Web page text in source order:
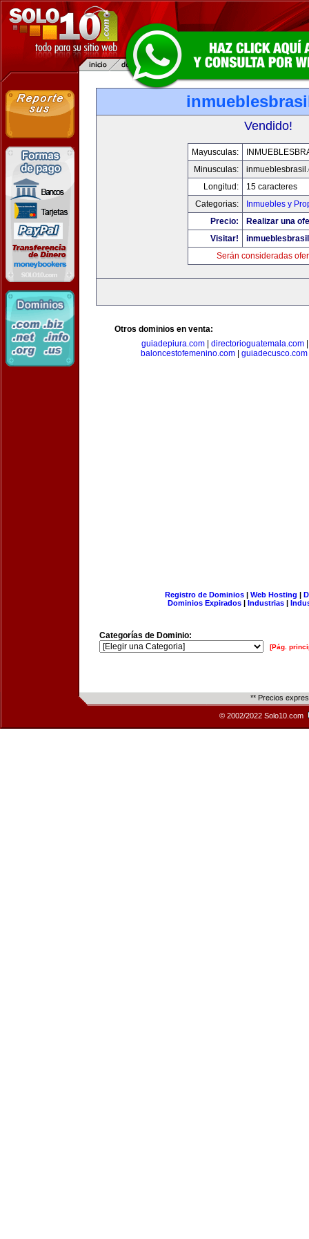
Vendido!
Mayusculas:
Minusculas:
Longitud:
15 caracteres
Categorias:
Inmuebles y
Precio:
Realizar una
Visitar!
Serán consideradas
Otros dominios en venta:
guiadepiura.com
directorioguatemala.com
baloncestofemenino.com
guiadecusco.com
Registro de Dominios| Web Hosting |
Dominios Expirados | Industrias |
Categorías de Dominio:
[Pág.
** Precios
© 2002/2022 Solo10.com